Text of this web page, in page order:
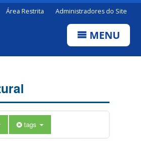
Área Restrita Administradores do Site
MENU
tags